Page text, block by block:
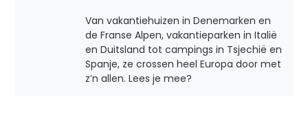
Van vakantiehuizen in Denemarken en
de Franse Alpen, vakantieparken in Italië
en Duitsland tot campings in Tsjechië en
Spanje, ze crossen heel Europa door met
z’n allen. Lees je mee?